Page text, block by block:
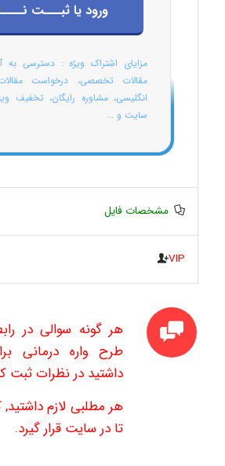
ورود یا ثبـــت
مزایای اشتراک ویژه : دسترسی به
مقالات تخصصی، درخواست
انگلیسی، مشاوره رایگان، تخفیف
سایت و ...
مشخصات فایل
VIP
هر گونه سوالی در
طرح واره درمانی
داشتید در نظرات ثبت
هر مطلبی لازم
تا در سایت قرار گیرد.